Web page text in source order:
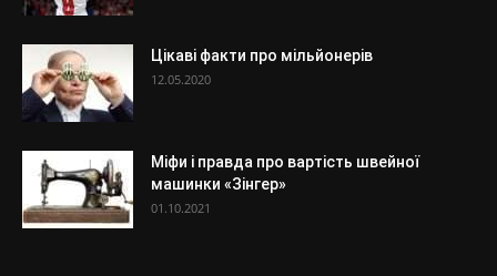
Цікаві факти про мільйонерів
12.05.2020
Міфи і правда про вартість швейної
машинки «Зінгер»
01.10.2021